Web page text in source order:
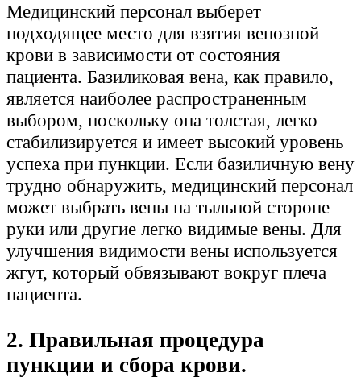
Медицинский персонал выберет
подходящее место для взятия венозной
крови в зависимости от состояния
пациента. Базиликовая вена, как правило,
является наиболее распространенным
выбором, поскольку она толстая, легко
стабилизируется и имеет высокий уровень
успеха при пункции. Если базиличную вену
трудно обнаружить, медицинский персонал
может выбрать вены на тыльной стороне
руки или другие легко видимые вены. Для
улучшения видимости вены используется
жгут, который обвязывают вокруг плеча
пациента.
2. Правильная процедура
пункции и сбора крови.